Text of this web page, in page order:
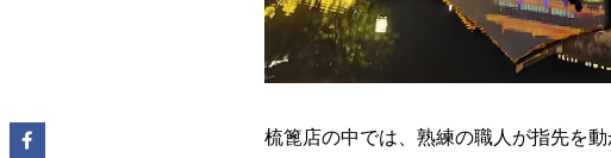
梳篦店の中では、熟練の職人が指先を